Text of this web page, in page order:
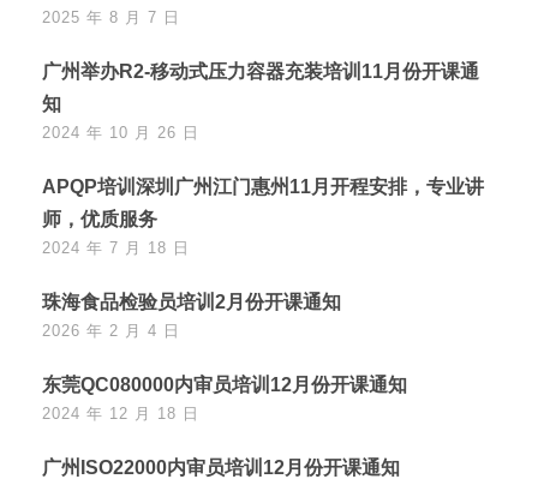
2025 年 8 月 7 日
广州举办R2-移动式压力容器充装培训11月份开课通
知
2024 年 10 月 26 日
APQP培训深圳广州江门惠州11月开程安排，专业讲
师，优质服务
2024 年 7 月 18 日
珠海食品检验员培训2月份开课通知
2026 年 2 月 4 日
东莞QC080000内审员培训12月份开课通知
2024 年 12 月 18 日
广州ISO22000内审员培训12月份开课通知